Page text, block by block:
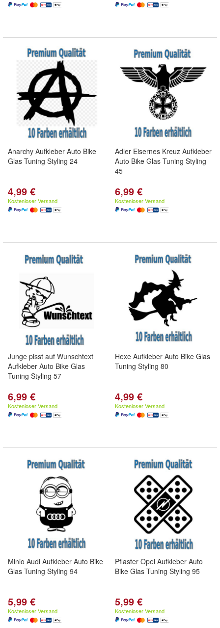
Anarchy Aufkleber Auto Bike
Glas Tuning Styling 24
4,99 €
Kostenloser Versand
Adler Eisernes Kreuz Aufkleber
Auto Bike Glas Tuning Styling
45
6,99 €
Kostenloser Versand
Junge pisst auf Wunschtext
Aufkleber Auto Bike Glas
Tuning Styling 57
6,99 €
Kostenloser Versand
Hexe Aufkleber Auto Bike Glas
Tuning Styling 80
4,99 €
Kostenloser Versand
Minio Audi Aufkleber Auto Bike
Glas Tuning Styling 94
5,99 €
Kostenloser Versand
Pflaster Opel Aufkleber Auto
Bike Glas Tuning Styling 95
5,99 €
Kostenloser Versand